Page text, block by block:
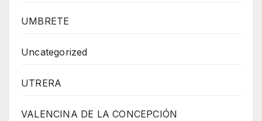
UMBRETE
Uncategorized
UTRERA
VALENCINA DE LA CONCEPCIÓN